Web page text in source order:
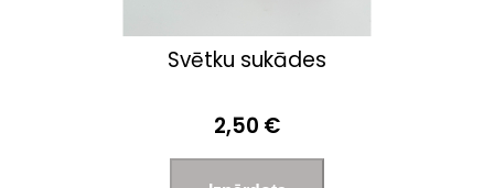
Svētku sukādes
2,50 €